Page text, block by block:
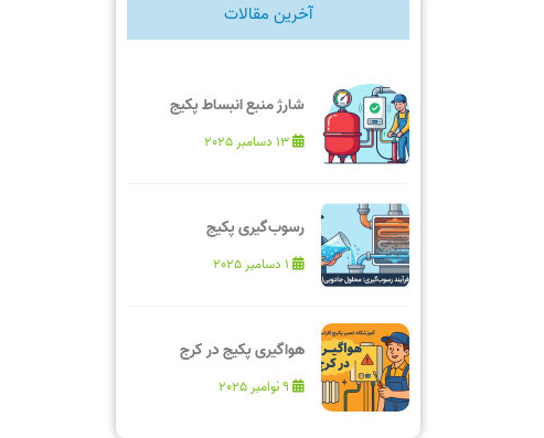
آخرین مقالات
شارژ منبع انبساط پکیج
رسوب‌گیری پکیج
هواگیری پکیج در کرج